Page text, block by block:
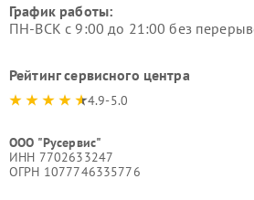
График работы:
ПН-ВСК с 9:00 до 21:00 без
Рейтинг сервисного центра
4.9-5.0
ООО "Русервис"
ИНН 7702633247
ОГРН 1077746335776